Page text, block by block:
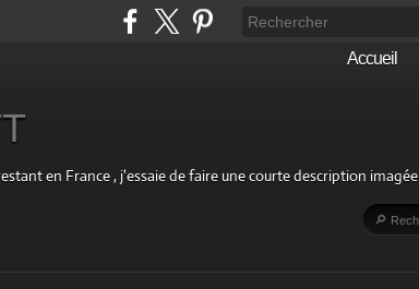
Accueil
en France , j'essaie de faire une courte description imagée